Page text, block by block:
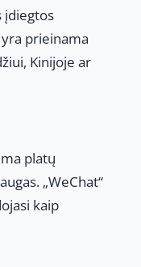
įdiegtos
prieinama
Kinijoje ar
platų
„WeChat“
kaip